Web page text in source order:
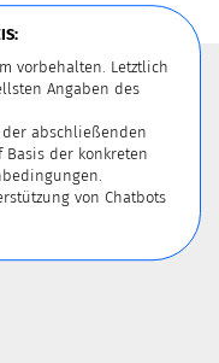
vorbehalten. Letztlich
Angaben des
abschließenden
der konkreten
von Chatbots